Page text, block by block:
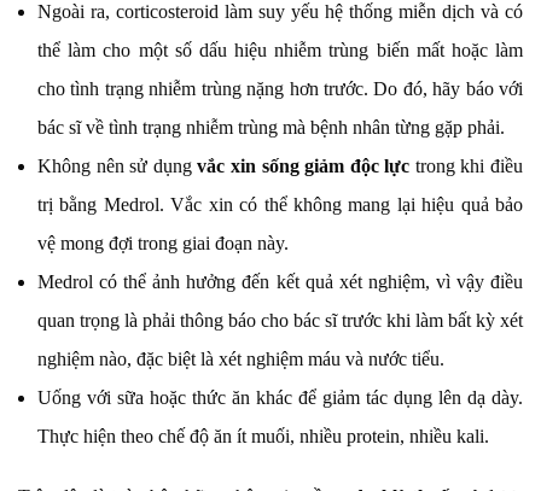
Ngoài ra, corticosteroid làm suy yếu hệ thống miễn dịch và có
thể làm cho một số dấu hiệu nhiễm trùng biến mất hoặc làm
cho tình trạng nhiễm trùng nặng hơn trước. Do đó, hãy báo với
bác sĩ về tình trạng nhiễm trùng mà bệnh nhân từng gặp phải.
Không nên sử dụngvắc xin sống giảm độc lực trong khi điều
trị bằng Medrol. Vắc xin có thể không mang lại hiệu quả bảo
vệ mong đợi trong giai đoạn này.
Medrol có thể ảnh hưởng đến kết quả xét nghiệm, vì vậy điều
quan trọng là phải thông báo cho bác sĩ trước khi làm bất kỳ xét
nghiệm nào, đặc biệt là xét nghiệm máu và nước tiểu.
Uống với sữa hoặc thức ăn khác để giảm tác dụng lên dạ dày.
Thực hiện theo chế độ ăn ít muối, nhiều protein, nhiều kali.